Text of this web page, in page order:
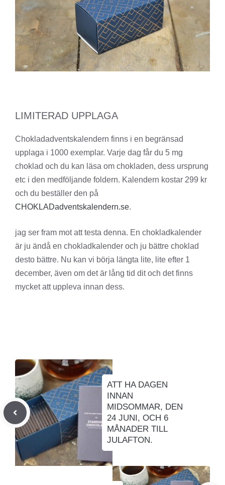
LIMITERAD UPPLAGA
Chokladadventskalendern finns i en begränsad
upplaga i 1000 exemplar. Varje dag får du 5 mg
choklad och du kan läsa om chokladen, dess ursprung
etc i den medföljande foldern. Kalendern kostar 299 kr
och du beställer den på
CHOKLADadventskalendern.se.
jag ser fram mot att testa denna. En chokladkalender
är ju ändå en chokladkalender och ju bättre choklad
desto bättre. Nu kan vi börja längta lite, lite efter 1
december, även om det är lång tid dit och det finns
mycket att uppleva innan dess.
ATT HA DAGEN
INNAN
MIDSOMMAR, DEN
24 JUNI, OCH 6
MÅNADER TILL
JULAFTON.